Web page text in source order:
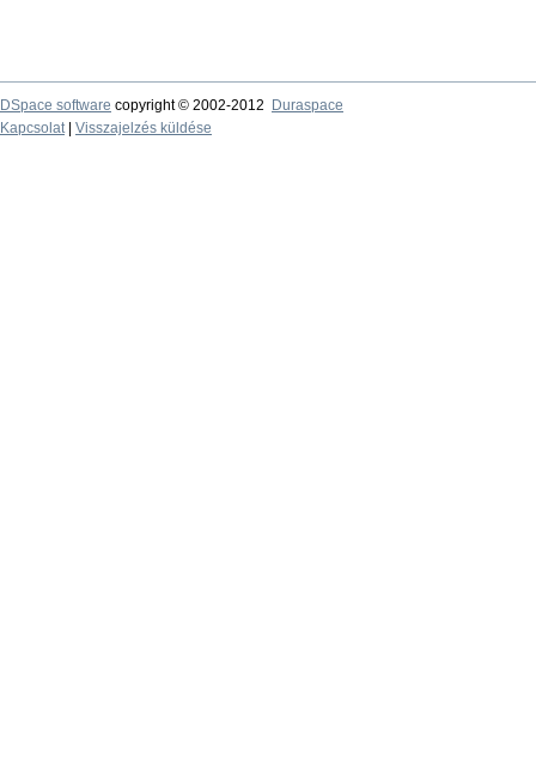
DSpace software copyright © 2002-2012
Duraspace
Kapcsolat| Visszajelzés küldése